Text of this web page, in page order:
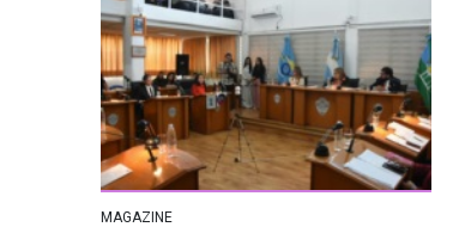
MAGAZINE